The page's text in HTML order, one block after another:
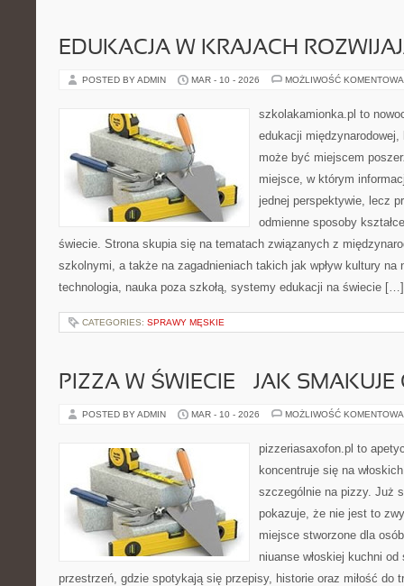
EDUKACJA W KRAJACH
POSTED BY ADMIN MAR - 10 - 2026 MOŻLIWOŚĆ
szkolakamionka.pl to
edukacji
może być miejscem
miejsce, w którym
jednej perspektywie, lecz
odmienne sposoby
świecie. Strona skupia się na tematach związanych z
szkolnymi, a także na zagadnieniach takich jak wpływ kultury na
technologia, nauka poza szkołą, systemy edukacji na świecie […]
CATEGORIES: SPRAWY MĘSKIE
PIZZA W ŚWIECIE – JAK SMAKUJE
POSTED BY ADMIN MAR - 10 - 2026 MOŻLIWOŚĆ
pizzeriasaxofon.pl to
koncentruje się na
szczególnie na pizzy. Już
pokazuje, że nie jest to
miejsce stworzone dla
niuanse włoskiej kuchni
przestrzeń, gdzie spotykają się przepisy, historie oraz miłość do